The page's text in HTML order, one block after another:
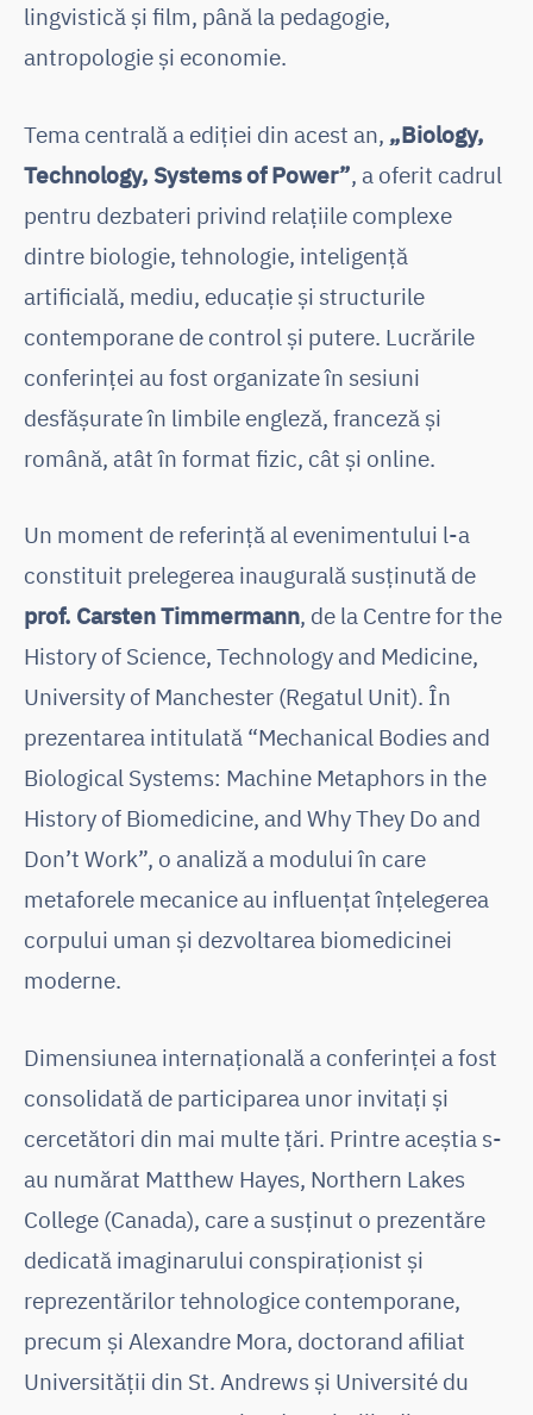
lingvistică și film, până la pedagogie,
antropologie și economie.
Tema centrală a ediției din acest an, „Biology,
Technology, Systems of Power”, a oferit cadrul
pentru dezbateri privind relațiile complexe
dintre biologie, tehnologie, inteligență
artificială, mediu, educație și structurile
contemporane de control și putere. Lucrările
conferinței au fost organizate în sesiuni
desfășurate în limbile engleză, franceză și
română, atât în format fizic, cât și online.
Un moment de referință al evenimentului l-a
constituit prelegerea inaugurală susținută de
prof. Carsten Timmermann, de la Centre for the
History of Science, Technology and Medicine,
University of Manchester (Regatul Unit). În
prezentarea intitulată “Mechanical Bodies and
Biological Systems: Machine Metaphors in the
History of Biomedicine, and Why They Do and
Don’t Work”, o analiză a modului în care
metaforele mecanice au influențat înțelegerea
corpului uman și dezvoltarea biomedicinei
moderne.
Dimensiunea internațională a conferinței a fost
consolidată de participarea unor invitați și
cercetători din mai multe țări. Printre aceștia s-
au numărat Matthew Hayes, Northern Lakes
College (Canada), care a susținut o prezentăre
dedicată imaginarului conspiraționist și
reprezentărilor tehnologice contemporane,
precum și Alexandre Mora, doctorand afiliat
Universității din St. Andrews și Université du